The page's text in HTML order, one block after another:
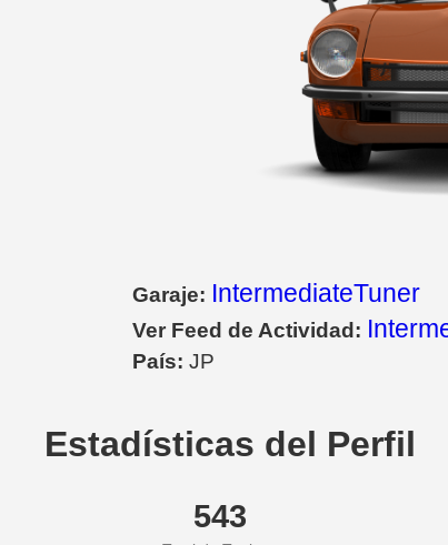
Garaje: IntermediateTuner
Ver Feed de Actividad:
País:JP
Estadísticas del Perfil
543